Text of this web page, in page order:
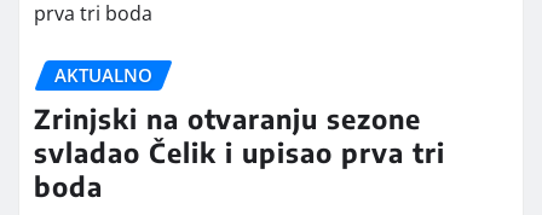
AKTUALNO
Zrinjski na otvaranju sezone
svladao Čelik i upisao prva tri
boda